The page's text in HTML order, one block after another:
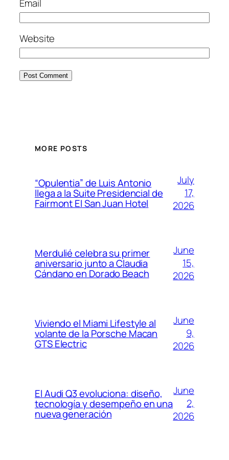
Email
Website
MORE POSTS
“Opulentia” de Luis Antonio
llega a la Suite Presidencial de
Fairmont El San Juan Hotel
July
17,
2026
Merdulié celebra su primer
aniversario junto a Claudia
Cándano en Dorado Beach
June
15,
2026
Viviendo el Miami Lifestyle al
volante de la Porsche Macan
GTS Electric
June
9,
2026
El Audi Q3 evoluciona: diseño,
tecnología y desempeño en una
nueva generación
June
2,
2026